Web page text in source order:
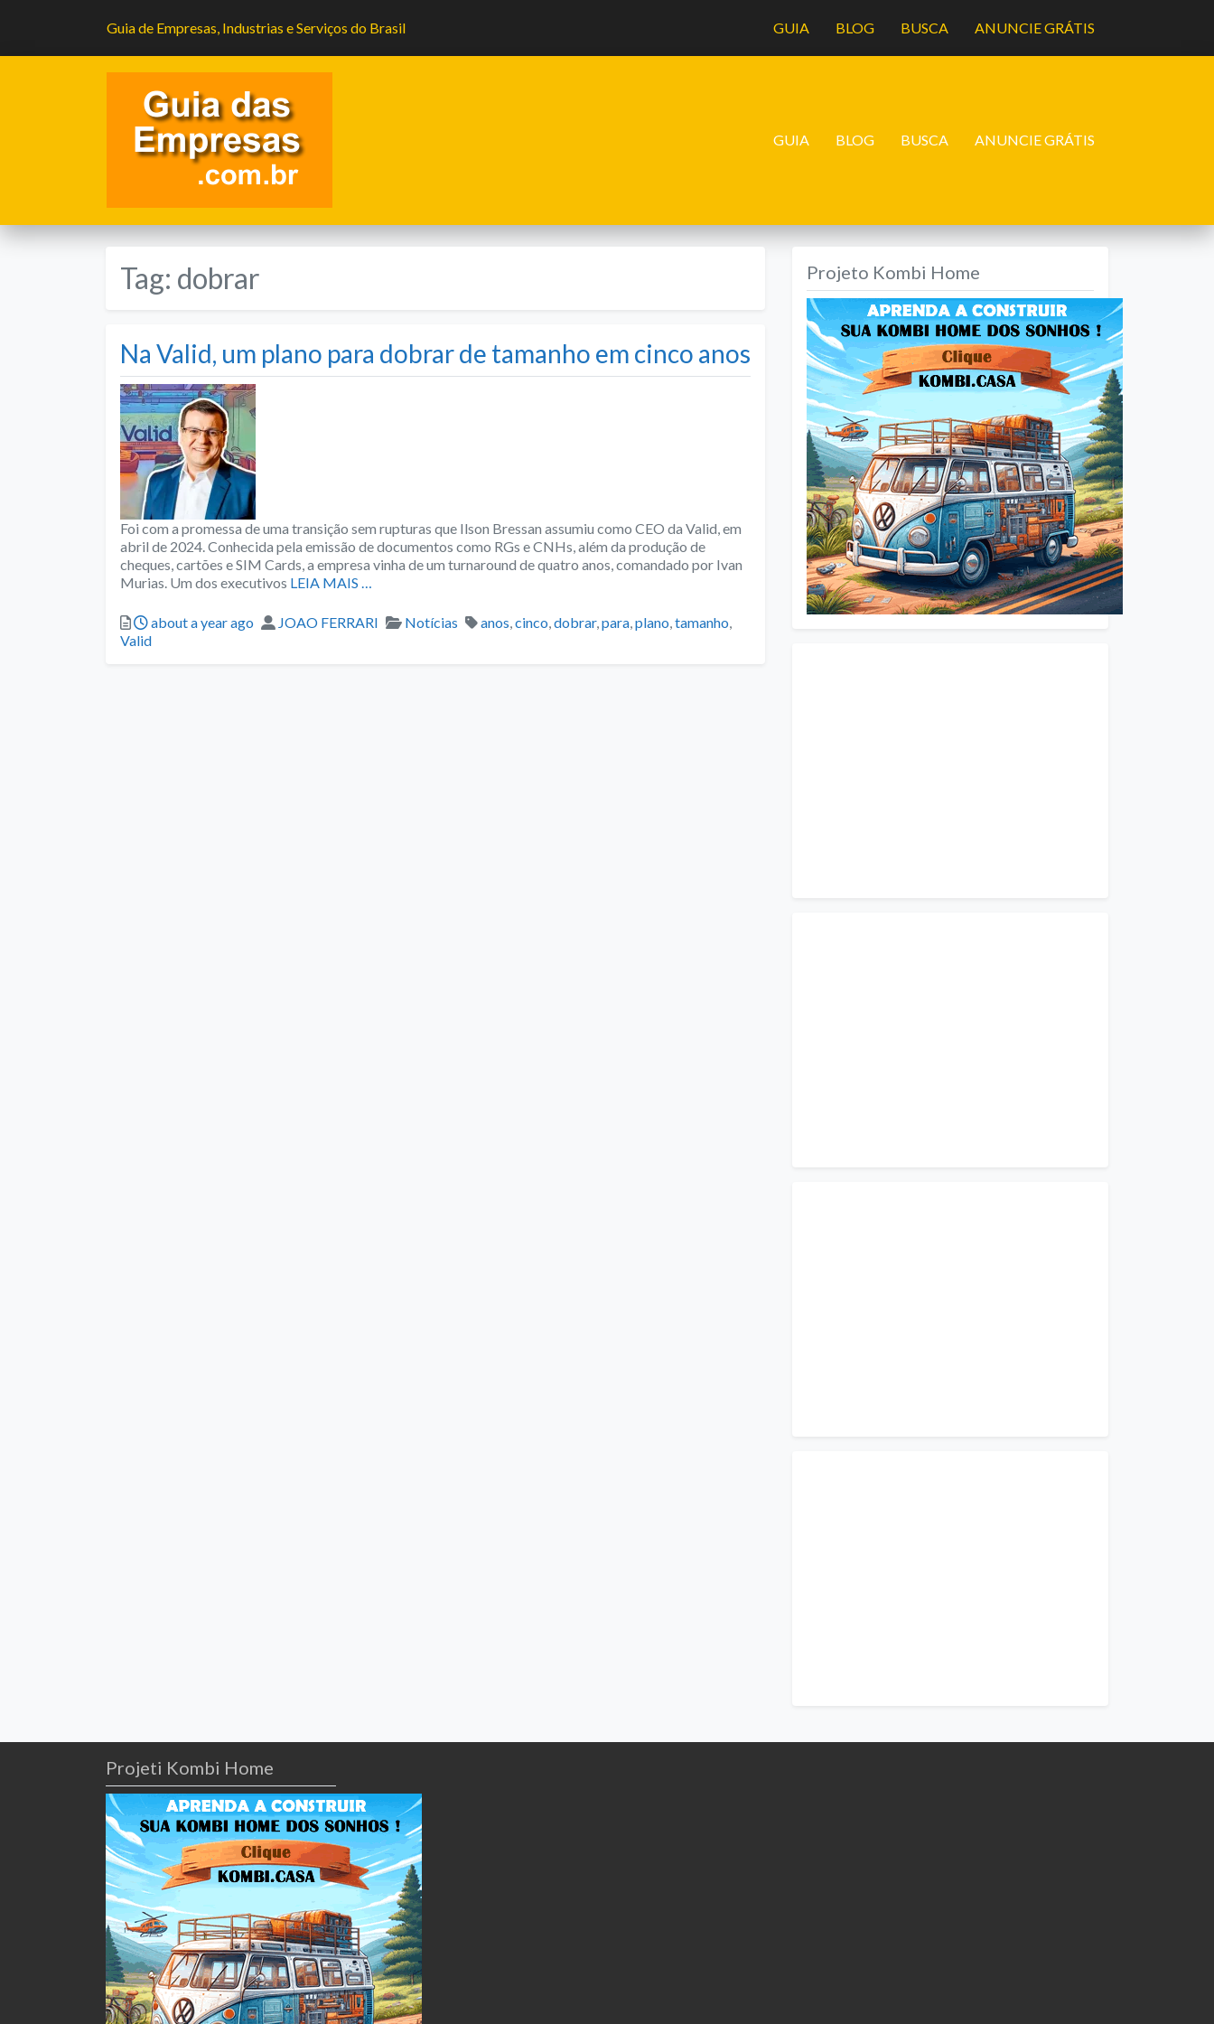
Guia de Empresas, Industrias e Serviços do Brasil GUIA BLOG BUSCA ANUNCIE GRÁTIS
GUIA BLOG BUSCA ANUNCIE GRÁTIS
Tag: dobrar
Na Valid, um plano para dobrar de tamanho em cinco anos
Foi com a promessa de uma transição sem rupturas que Ilson Bressan assumiu como CEO da Valid, em
abril de 2024. Conhecida pela emissão de documentos como RGs e CNHs, além da produção de
cheques, cartões e SIM Cards, a empresa vinha de um turnaround de quatro anos, comandado por Ivan
Murias. Um dos executivos LEIA MAIS …
Posted
about a year ago Author
JOAO FERRARI Categories
Notícias Tags
anos,cinco,dobrar,para,plano,tamanho,
Valid
Projeto Kombi Home
Projeti Kombi Home